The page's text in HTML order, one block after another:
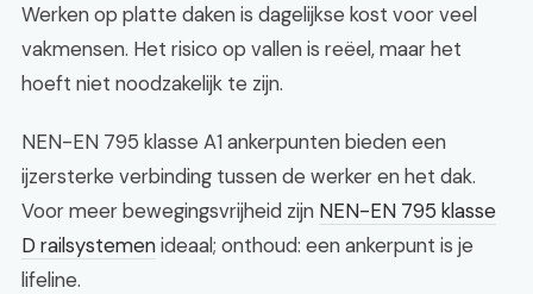
Werken op platte daken is dagelijkse kost voor veel
vakmensen. Het risico op vallen is reëel, maar het
hoeft niet noodzakelijk te zijn.
NEN-EN 795 klasse A1 ankerpunten bieden een
ijzersterke verbinding tussen de werker en het dak.
Voor meer bewegingsvrijheid zijn NEN-EN 795 klasse
D railsystemenideaal; onthoud: een ankerpunt is je
lifeline.